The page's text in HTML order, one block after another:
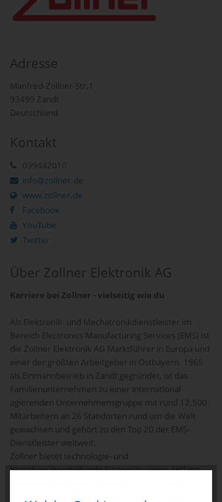
Adresse
Manfred-Zollner-Str.1
93499 Zandt
Deutschland
Kontakt
099442010
info@zollner.de
www.zollner.de
Facebook
YouTube
Twitter
Über Zollner Elektronik AG
Karriere bei Zollner - vielseitig wie du
Als Elektronik- und Mechatronikdienstleister im
Bereich Electronics Manufacturing Services (EMS) ist
die Zollner Elektronik AG Marktführer in Europa und
einer der größten Arbeitgeber in Ostbayern. 1965
als Einmannbetrieb in Zandt gegründet, ist das
Familienunternehmen zu einer international
agierenden Unternehmensgruppe mit rund 12.500
Mitarbeitern an 26 Standorten rund um die Welt
gewachsen und gehört zu den Top 20 der EMS-
Dienstleister weltweit.
Zollner bietet technologie- und
branchenübergreifende Systemlösungen entlang